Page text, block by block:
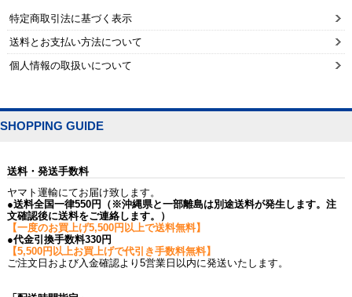
特定商取引法に基づく表示
送料とお支払い方法について
個人情報の取扱いについて
SHOPPING GUIDE
送料・発送手数料
ヤマト運輸にてお届け致します。
●送料全国一律550円（※沖縄県と一部離島は別途送料が発生します。注
文確認後に送料をご連絡します。）
【一度のお買上げ5,500円以上で送料無料】
●代金引換手数料330円
【5,500円以上お買上げで代引き手数料無料】
ご注文日および入金確認より5営業日以内に発送いたします。